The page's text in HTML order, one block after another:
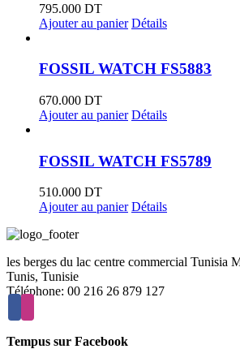
795.000 DT
Ajouter au panier Détails
FOSSIL WATCH FS5883
670.000 DT
Ajouter au panier Détails
FOSSIL WATCH FS5789
510.000 DT
Ajouter au panier Détails
les berges du lac centre commercial Tunisia
Tunis, Tunisie
Téléphone: 00 216 26 879 127
Tempus sur Facebook